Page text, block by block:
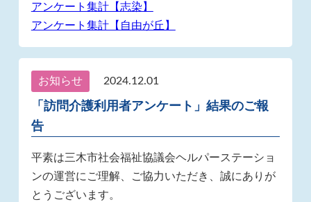
アンケート集計【志染】
アンケート集計【自由が丘】
お知らせ 2024.12.01
「訪問介護利用者アンケート」結果のご報
告
平素は三木市社会福祉協議会ヘルパーステーショ
ンの運営にご理解、ご協力いただき、誠にありが
とうございます。